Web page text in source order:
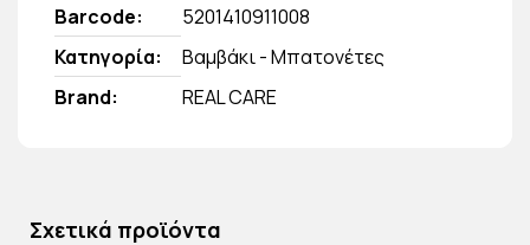
Barcode
5201410911008
Κατηγορία
Βαμβάκι - Μπατονέτες
Brand
REAL CARE
Σχετικά προϊόντα